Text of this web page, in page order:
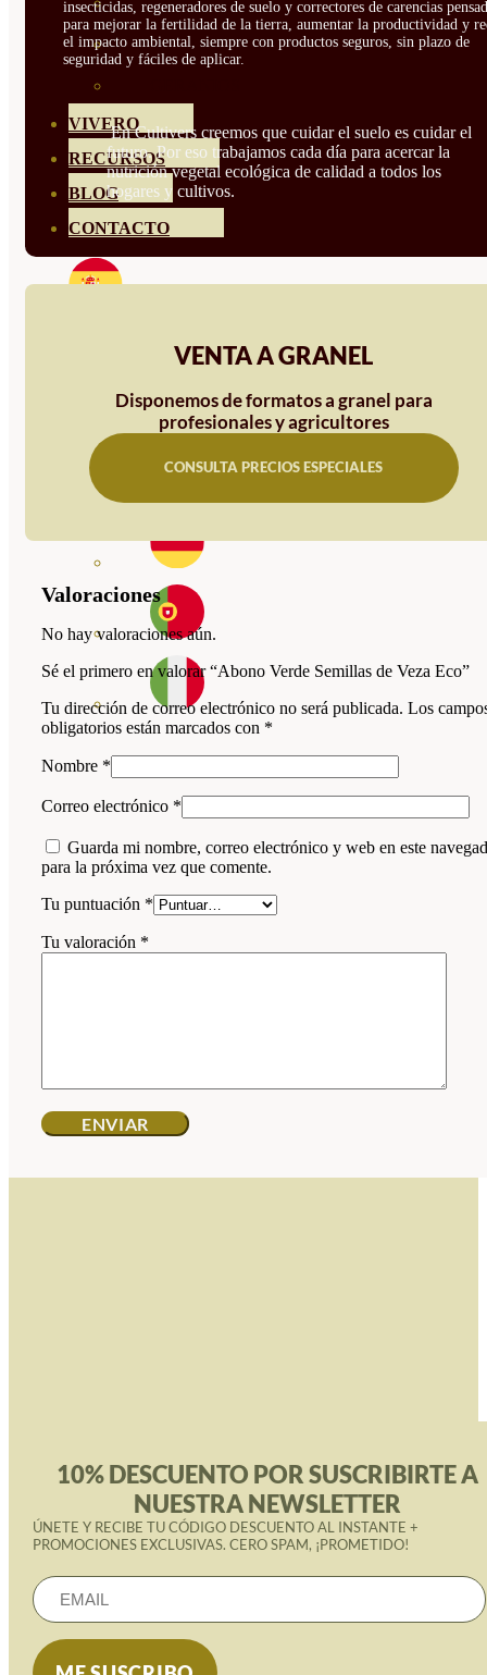
ROSALES
VIVERO
RECURSOS
BLOG
CONTACTO
insecticidas, regeneradores de suelo y correctores de carencias
para mejorar la fertilidad de la tierra, aumentar la productividad y
el impacto ambiental, siempre con productos seguros, sin plazo de
seguridad y fáciles de aplicar.
En Cultivers creemos que cuidar el suelo es cuidar el
futuro. Por eso trabajamos cada día para acercar la
nutrición vegetal ecológica de calidad a todos los
hogares y cultivos.
VENTA A GRANEL
Disponemos de formatos a granel para
profesionales y agricultores
CONSULTA PRECIOS ESPECIALES
Valoraciones
No hay valoraciones aún.
Sé el primero en valorar “Abono Verde Semillas de Veza Eco”
Tu dirección de correo electrónico no será publicada. Los
obligatorios están marcados con *
Nombre *
Correo electrónico *
Guarda mi nombre, correo electrónico y web en este
para la próxima vez que comente.
Tu puntuación *
Tu valoración *
10% DESCUENTO POR SUSCRIBIRTE A
NUESTRA NEWSLETTER
ÚNETE Y RECIBE TU CÓDIGO DESCUENTO AL INSTANTE +
PROMOCIONES EXCLUSIVAS. CERO SPAM, ¡PROMETIDO!